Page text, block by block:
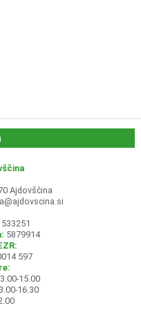
Ajdovščina
5879914
597
15.00
16.30